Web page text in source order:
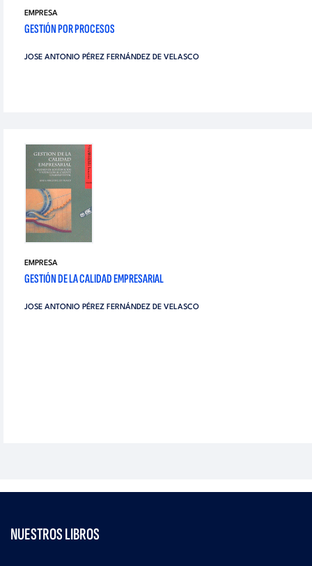
EMPRESA
GESTIÓN POR PROCESOS
JOSE ANTONIO PÉREZ FERNÁNDEZ DE VELASCO
EMPRESA
GESTIÓN DE LA CALIDAD EMPRESARIAL
JOSE ANTONIO PÉREZ FERNÁNDEZ DE VELASCO
NUESTROS LIBROS